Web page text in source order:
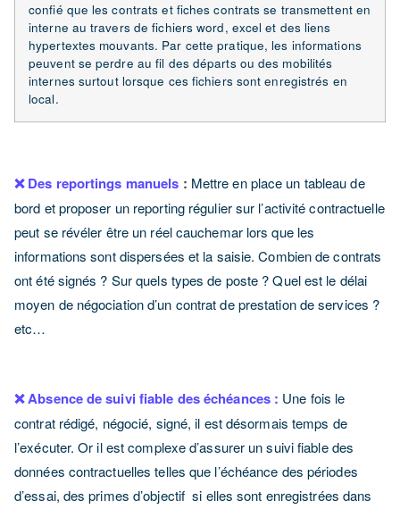
confié que les contrats et fiches contrats se transmettent en
interne au travers de fichiers word, excel et des liens
hypertextes mouvants. Par cette pratique, les informations
peuvent se perdre au fil des départs ou des mobilités
internes surtout lorsque ces fichiers sont enregistrés en
local.
❌ Des reportings manuels : Mettre en place un tableau de
bord et proposer un reporting régulier sur l’activité contractuelle
peut se révéler être un réel cauchemar lors que les
informations sont dispersées et la saisie. Combien de contrats
ont été signés ? Sur quels types de poste ? Quel est le délai
moyen de négociation d’un contrat de prestation de services ?
etc…
❌ Absence de suivi fiable des échéances : Une fois le
contrat rédigé, négocié, signé, il est désormais temps de
l’exécuter. Or il est complexe d’assurer un suivi fiable des
données contractuelles telles que l’échéance des périodes
d’essai, des primes d’objectif si elles sont enregistrées dans